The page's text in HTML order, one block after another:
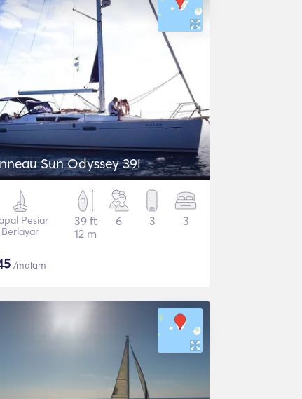
Sun Odyssey 39i
Pesiar
Berlayar
39 ft
12 m
6 3 3
/malam